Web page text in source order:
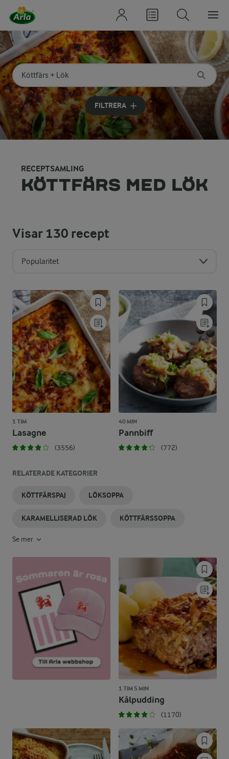
Sök på kategori eller ingrediens
Skriv in sökord för att få förslag
FILTRERA
RECEPTSAMLING
KÖTTFÄRS MED LÖK
Visar130 recept
Popularitet
1 TIM
Lasagne
(3556)
40 MIN
Pannbiff
(772)
RELATERADE KATEGORIER
KÖTTFÄRSPAJ LÖKSOPPA
KARAMELLISERAD LÖK KÖTTFÄRSSOPPA
Se mer
1 TIM 5 MIN
Kålpudding
(1170)